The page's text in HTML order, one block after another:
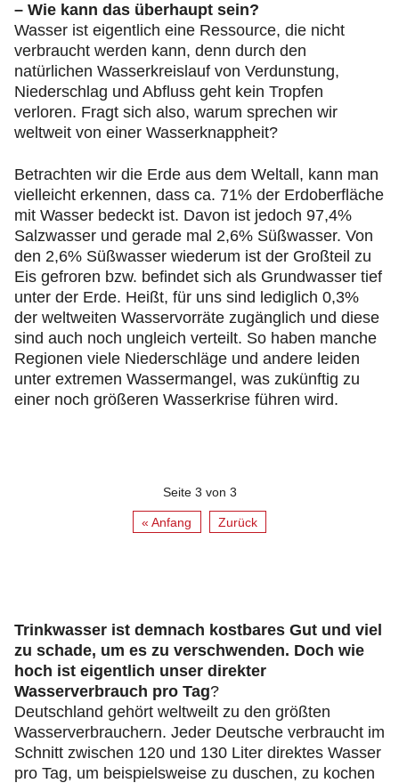
– Wie kann das überhaupt sein?
Wasser ist eigentlich eine Ressource, die nicht
verbraucht werden kann, denn durch den
natürlichen Wasserkreislauf von Verdunstung,
Niederschlag und Abfluss geht kein Tropfen
verloren. Fragt sich also, warum sprechen wir
weltweit von einer Wasserknappheit?
Betrachten wir die Erde aus dem Weltall, kann man
vielleicht erkennen, dass ca. 71% der Erdoberfläche
mit Wasser bedeckt ist. Davon ist jedoch 97,4%
Salzwasser und gerade mal 2,6% Süßwasser. Von
den 2,6% Süßwasser wiederum ist der Großteil zu
Eis gefroren bzw. befindet sich als Grundwasser tief
unter der Erde. Heißt, für uns sind lediglich 0,3%
der weltweiten Wasservorräte zugänglich und diese
sind auch noch ungleich verteilt. So haben manche
Regionen viele Niederschläge und andere leiden
unter extremen Wassermangel, was zukünftig zu
einer noch größeren Wasserkrise führen wird.
Seite 3 von 3
« Anfang Zurück
Trinkwasser ist demnach kostbares Gut und viel
zu schade, um es zu verschwenden. Doch wie
hoch ist eigentlich unser direkter
Wasserverbrauch pro Tag?
Deutschland gehört weltweilt zu den größten
Wasserverbrauchern. Jeder Deutsche verbraucht im
Schnitt zwischen 120 und 130 Liter direktes Wasser
pro Tag, um beispielsweise zu duschen, zu kochen